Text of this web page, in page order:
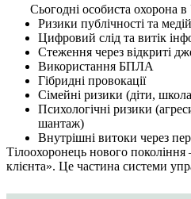
Сьогодні особиста охорона в
Ризики публічності та
Цифровий слід та витік
Стеження через відкриті
Використання БПЛА
Гібридні провокації
Сімейні ризики (діти,
Психологічні ризики
шантаж)
Внутрішні витоки через
Тілоохоронець нового
клієнта». Це частина системи